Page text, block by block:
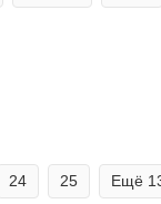
24 25 Ещё